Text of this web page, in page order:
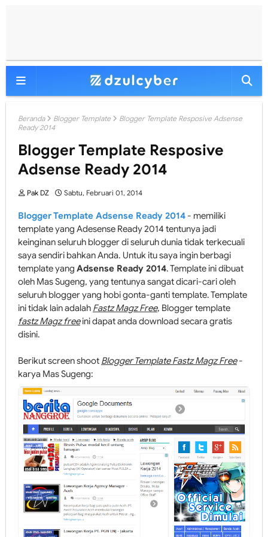
Beranda Blogger Template
Blogger Template Resposive Adsense
Ready 2014
Blogger Template Resposive
Adsense Ready 2014
Pak DZ Sabtu, Februari 01, 2014
Blogger Template Adsense Ready 2014 - memiliki
template yang Adesense Ready 2014 tentunya jadi
keinginan seluruh blogger di seluruh dunia tidak terkecuali
saya sendiri bahkan Anda. Untuk itu saya ingin berbagi
template yang Adsense Ready 2014. Template ini dibuat
oleh Mas Sugeng, yang tentunya sangat dicari-cari oleh
seluruh blogger yang hobi gonta-ganti template. Template
ini tidak lain adalah Fastz Magz Free, Blogger template
fastz Magz freeini dapat anda download secara gratis
disini.
Berikut screen shoot Blogger Template Fastz Magz Free-
karya Mas Sugeng: